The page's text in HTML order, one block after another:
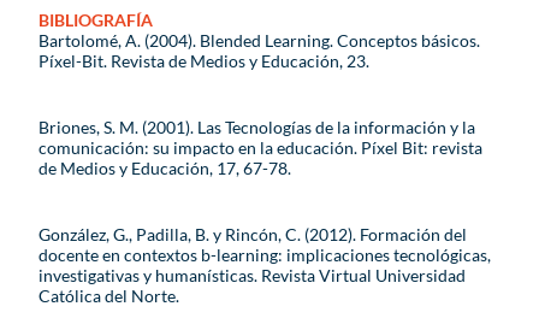
BIBLIOGRAFÍA
Bartolomé, A. (2004). Blended Learning. Conceptos básicos.
Píxel-Bit. Revista de Medios y Educación, 23.
Briones, S. M. (2001). Las Tecnologías de la información y la
comunicación: su impacto en la educación. Píxel Bit: revista
de Medios y Educación, 17, 67-78.
González, G., Padilla, B. y Rincón, C. (2012). Formación del
docente en contextos b-learning: implicaciones tecnológicas,
investigativas y humanísticas. Revista Virtual Universidad
Católica del Norte.